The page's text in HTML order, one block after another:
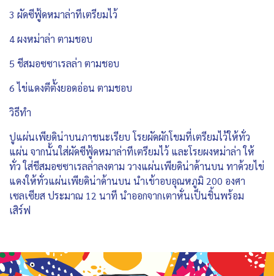
3 ผัดซีฟู้ดหมาล่าทีเตรียมไว้
4 ผงหม่าล่า ตามชอบ
5 ชีสมอซซาเรลล่า ตามชอบ
6 ไข่แดงตีตั้งยอดอ่อน ตามชอบ
วิธีทำ
ปูแผ่นเพียดิน่าบนภาชนะเรียบ โรยผัดผักโขมที่เตรียมไว้ให้ทั่ว
แผ่น จากนั้นใส่ผัดซีฟู้ดหมาล่าทีเตรียมไว้ และโรยผงหม่าล่า ให้
ทั่ว ใส่ชีสมอซซาเรลล่าลงตาม วางแผ่นเพียดิน่าด้านบน ทาด้วยไข่
แดงให้ทั่วแผ่นเพียดิน่าด้านบน นำเข้าอบอุณหภูมิ 200 องศา
เซลเซียส ประมาณ 12 นาที นำออกจากเตาหั่นเป็นชิ้นพร้อม
เสิร์ฟ